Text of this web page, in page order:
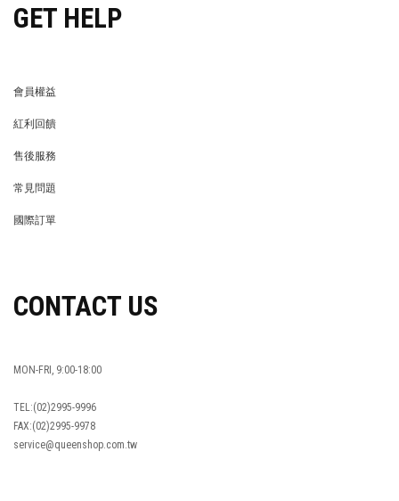
GET HELP
會員權益
紅利回饋
售後服務
常見問題
國際訂單
CONTACT US
MON-FRI, 9:00-18:00
TEL:(02)2995-9996
FAX:(02)2995-9978
service@queenshop.com.tw